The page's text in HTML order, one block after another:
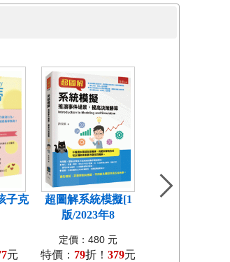
子克
元
超圖解系統模擬[1
版/2023年8
定價：480 元
特價： 79折！ 379元
穿越千年的黑